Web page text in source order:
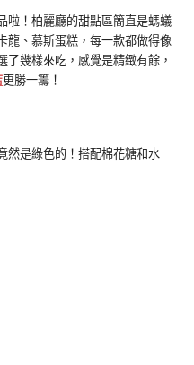
啦！柏麗廳的甜點區簡直是螞蟻
龍、慕斯蛋糕，每一款都做得像
幾樣來吃，感覺是精緻有餘，
更勝一籌！
然是綠色的！搭配棉花糖和水